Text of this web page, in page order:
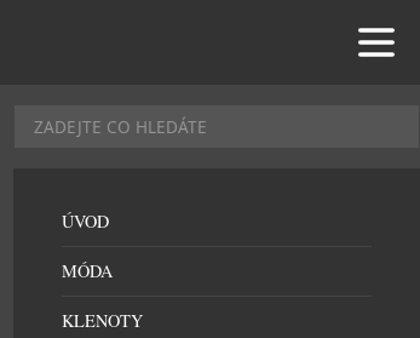
ÚVOD
MÓDA
KLENOTY